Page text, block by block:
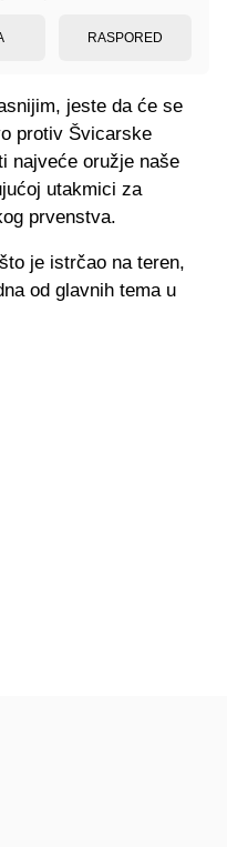
RASPORED
jeste da će se
protiv Švicarske
najveće oružje naše
utakmici za
prvenstva.
je istrčao na teren,
od glavnih tema u